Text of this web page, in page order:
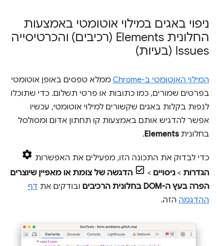
ניפוי באגים במילוי אוטומטי באמצעות
החלונית Elements (רכיבים) והכרטיסייה
Issues (בעיות)
המילוי האוטומטי ב-Chrome
ממלא טפסים באופן אוטומטי
בפרטים שמורים, כמו כתובות או פרטי תשלום. כדי שתוכלו
לנפות בקלות באגים שקשורים למילוי אוטומטי, עכשיו
אפשר להדגיש אותם באמצעות קו תחתון אדום ומסולסל
בחלוניתElements
.
כדי לבדוק את התכונה הזו, מפעילים את האפשרות
הגדרות > ניסויים >
הדגשה של צומת או מאפיין שיוצרים
הפרה בעץ ה-DOM בחלונית הרכיבים
ובודקים את דף
ההדגמה הזה.